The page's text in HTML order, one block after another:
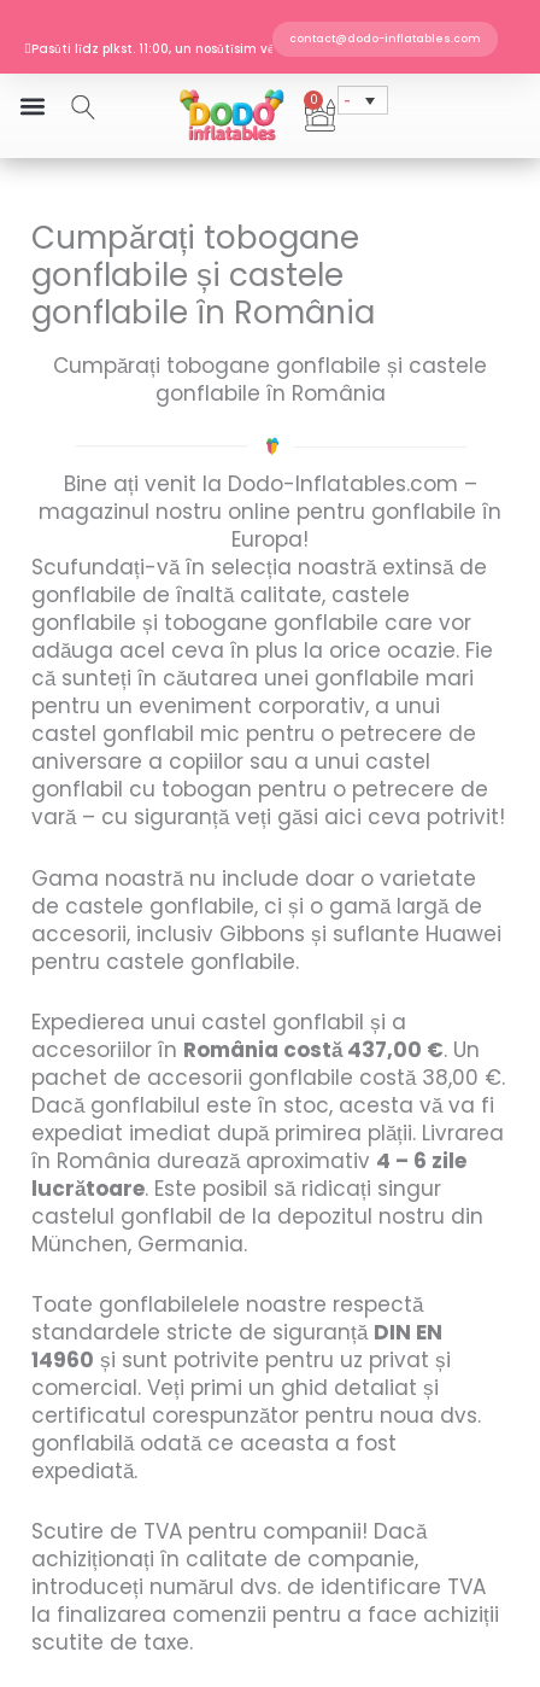
content
Pasūti līdz plkst. 11:00, un nosūtīsim vēl šodien
EN 14960 · TÜV SÜD sertificēts
Piegāde uz Latviju
Pasūti līdz plkst. 11:00, un nosūtīsim vēl šodien
contact@dodo-inflatables.com
0
Cart
Cumpărați tobogane
gonflabile și castele
gonflabile în România
Cumpărați tobogane gonflabile și castele
gonflabile în România
Bine ați venit la Dodo-Inflatables.com –
magazinul nostru online pentru gonflabile în
Europa!
Scufundați-vă în selecția noastră extinsă de
gonflabile de înaltă calitate, castele
gonflabile și tobogane gonflabile care vor
adăuga acel ceva în plus la orice ocazie. Fie
că sunteți în căutarea unei gonflabile mari
pentru un eveniment corporativ, a unui
castel gonflabil mic pentru o petrecere de
aniversare a copiilor sau a unui castel
gonflabil cu tobogan pentru o petrecere de
vară – cu siguranță veți găsi aici ceva potrivit!
Gama noastră nu include doar o varietate
de castele gonflabile, ci și o gamă largă de
accesorii, inclusiv Gibbons și suflante Huawei
pentru castele gonflabile.
Expedierea unui castel gonflabil și a
accesoriilor în România costă 437,00 €. Un
pachet de accesorii gonflabile costă 38,00 €.
Dacă gonflabilul este în stoc, acesta vă va fi
expediat imediat după primirea plății. Livrarea
în România durează aproximativ 4 – 6 zile
lucrătoare. Este posibil să ridicați singur
castelul gonflabil de la depozitul nostru din
München, Germania.
Toate gonflabilelele noastre respectă
standardele stricte de siguranță DIN EN
14960 și sunt potrivite pentru uz privat și
comercial. Veți primi un ghid detaliat și
certificatul corespunzător pentru noua dvs.
gonflabilă odată ce aceasta a fost
expediată.
Scutire de TVA pentru companii! Dacă
achiziționați în calitate de companie,
introduceți numărul dvs. de identificare TVA
la finalizarea comenzii pentru a face achiziții
scutite de taxe.